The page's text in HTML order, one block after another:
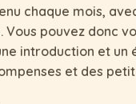
chaque mois,
Vous pouvez donc
introduction et un
et des